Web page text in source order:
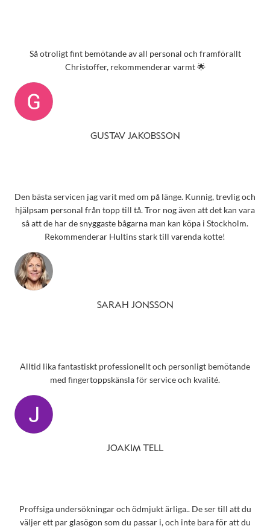
Så otroligt fint bemötande av all personal och framförallt
Christoffer, rekommenderar varmt 🌟
GUSTAV JAKOBSSON
Den bästa servicen jag varit med om på länge. Kunnig, trevlig och
hjälpsam personal från topp till tå. Tror nog även att det kan vara
så att de har de snyggaste bågarna man kan köpa i Stockholm.
Rekommenderar Hultins stark till varenda kotte!
SARAH JONSSON
Alltid lika fantastiskt professionellt och personligt bemötande
med fingertoppskänsla för service och kvalité.
JOAKIM TELL
Proffsiga undersökningar och ödmjukt ärliga.. De ser till att du
väljer ett par glasögon som du passar i, och inte bara för att du